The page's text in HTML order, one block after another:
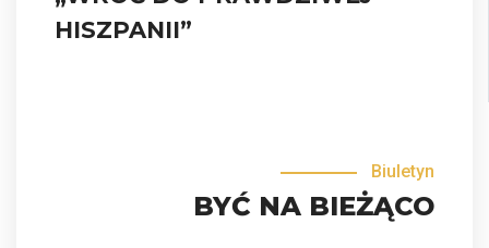
HISZPANII”
Biuletyn
BYĆ NA BIEŻĄCO